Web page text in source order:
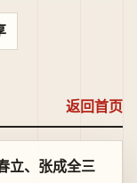
返回首页
立、张成全三